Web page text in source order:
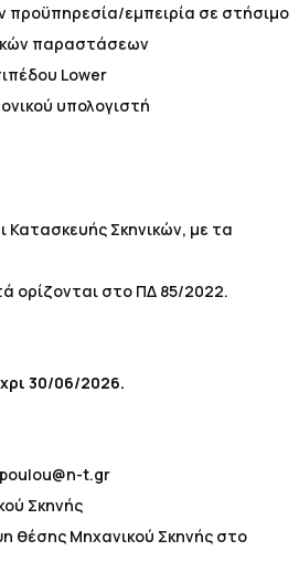
προϋπηρεσία/εμπειρία σε στήσιμο
παραστάσεων
Lower
υπολογιστή
Κατασκευής Σκηνικών, με τα
ορίζονται στο ΠΔ 85/2022.
30/06/2026.
t.gr
Σκηνής
θέσης Μηχανικού Σκηνής στο